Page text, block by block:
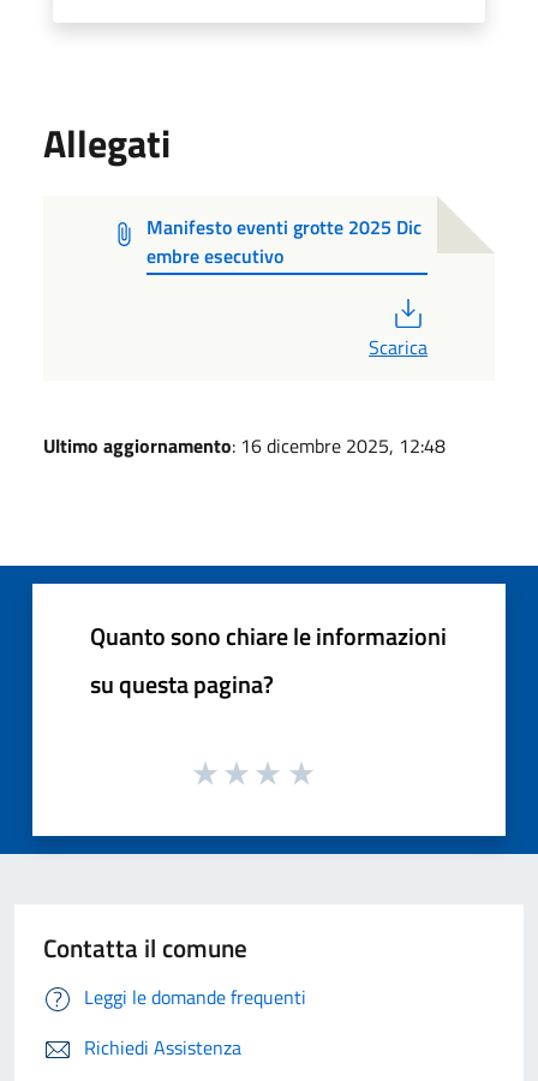
Allegati
Manifesto eventi grotte 2025 Dic
embre esecutivo
Scarica
Ultimo aggiornamento: 16 dicembre 2025, 12:48
Quanto sono chiare le informazioni
su questa pagina?
Contatta il comune
Leggi le domande frequenti
Richiedi Assistenza